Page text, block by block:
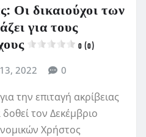
Οι δικαιούχοι των
για τους
0 (0)
2022 0
την επιταγή ακρίβειας
τον Δεκέμβριο
Χρήστος